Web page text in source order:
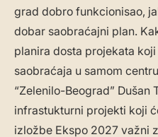
grad dobro funkcionisao,
dobar saobraćajni plan.
planira dosta projekata
saobraćaja u samom
“Zelenilo-Beograd” Dušan
infrastukturni projekti koji
izložbe Ekspo 2027 važni